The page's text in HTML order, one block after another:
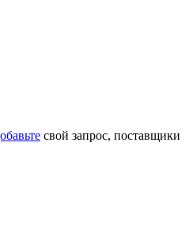
свой запрос, поставщики